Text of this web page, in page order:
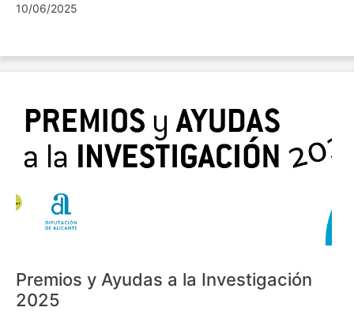
10/06/2025
Premios y Ayudas a la Investigación
2025